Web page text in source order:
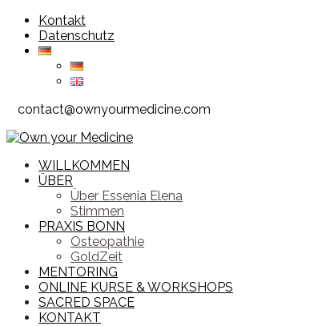
Zum
Inhalt
springen
Kontakt
Datenschutz
contact@ownyourmedicine.com
WILLKOMMEN
ÜBER
Über Essenia Elena
Stimmen
PRAXIS BONN
Osteopathie
GoldZeit
MENTORING
ONLINE KURSE & WORKSHOPS
SACRED SPACE
KONTAKT